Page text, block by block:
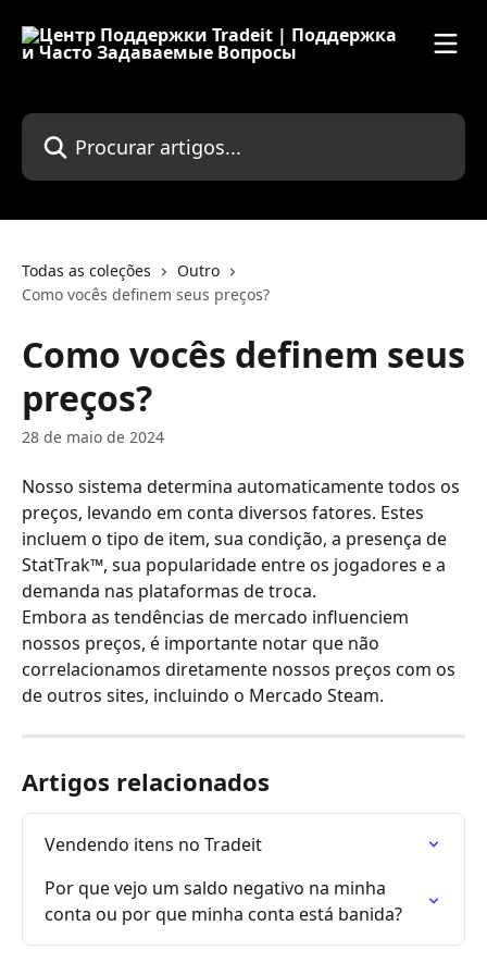
Procurar artigos...
Todas as coleções
Outro
Como vocês definem seus preços?
Como vocês definem seus
preços?
28 de maio de 2024
Nosso sistema determina automaticamente todos os
preços, levando em conta diversos fatores. Estes
incluem o tipo de item, sua condição, a presença de
StatTrak™, sua popularidade entre os jogadores e a
demanda nas plataformas de troca.
Embora as tendências de mercado influenciem
nossos preços, é importante notar que não
correlacionamos diretamente nossos preços com os
de outros sites, incluindo o Mercado Steam.
Artigos relacionados
Vendendo itens no Tradeit
Por que vejo um saldo negativo na minha
conta ou por que minha conta está banida?